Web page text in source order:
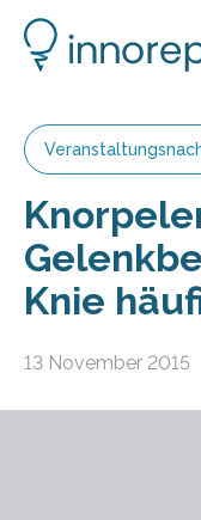
Knie
13 November 2015